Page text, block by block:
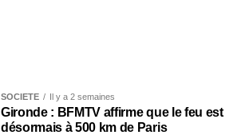
SOCIÉTÉ Il y a 2 semaines
Gironde : BFMTV affirme que le feu est
désormais à 500 km de Paris